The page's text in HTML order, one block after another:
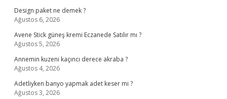
Design paket ne demek ?
Ağustos 6, 2026
Avene Stick güneş kremi Eczanede Satılır mı ?
Ağustos 5, 2026
Annemin kuzeni kaçıncı derece akraba ?
Ağustos 4, 2026
Adetliyken banyo yapmak adet keser mi ?
Ağustos 3, 2026